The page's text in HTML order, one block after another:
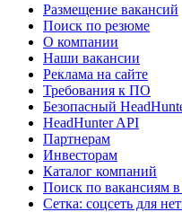
Размещение вакансий
Поиск по резюме
О компании
Наши вакансии
Реклама на сайте
Требования к ПО
Безопасный
HeadHunter API
Партнерам
Инвесторам
Каталог компаний
Поиск по вакансиям
Сетка: соцсеть для